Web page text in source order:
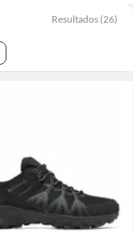
Resultados (26)